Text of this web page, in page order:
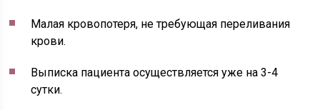
Малая кровопотеря, не требующая переливания
крови.
Выписка пациента осуществляется уже на 3-4
сутки.